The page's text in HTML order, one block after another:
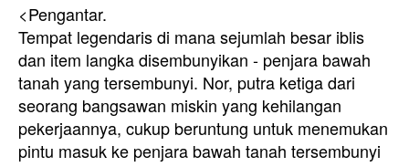
<Pengantar.
Tempat legendaris di mana sejumlah besar iblis
dan item langka disembunyikan - penjara bawah
tanah yang tersembunyi. Nor, putra ketiga dari
seorang bangsawan miskin yang kehilangan
pekerjaannya, cukup beruntung untuk menemukan
pintu masuk ke penjara bawah tanah tersembunyi